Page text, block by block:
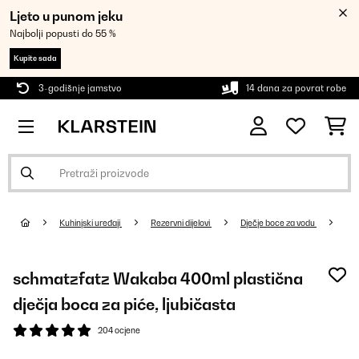
Ljeto u punom jeku
Najbolji popusti do 55 %
Kupite sada
3-godišnje jamstvo 14 dana za povrat robe
Kuhinjski uređaji Rezervni dijelovi Dječje boce za vodu
schmatzfatz Wakaba 400ml plastična
dječja boca za piće, ljubičasta
204 ocjene